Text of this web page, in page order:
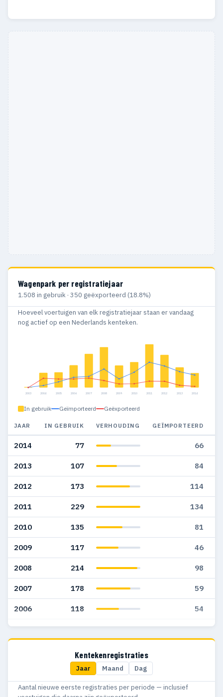
Wagenpark per registratiejaar
1.508 in gebruik · 350 geëxporteerd (18.8%)
Hoeveel voertuigen van elk registratiejaar staan er vandaag
nog actief op een Nederlands kenteken.
2003 2004 2005 2006 2007 2008 2009 2010 2011 2012 2013 2014
In gebruik Geïmporteerd Geëxporteerd
JAAR IN GEBRUIK VERHOUDING GEÏMPORTEERD
2014 77 66
2013 107 84
2012 173 114
2011 229 134
2010 135 81
2009 117 46
2008 214 98
2007 178 59
2006 118 54
2005 81 30
1
Kentekenregistraties
Jaar Maand Dag
Aantal nieuwe eerste registraties per periode — inclusief